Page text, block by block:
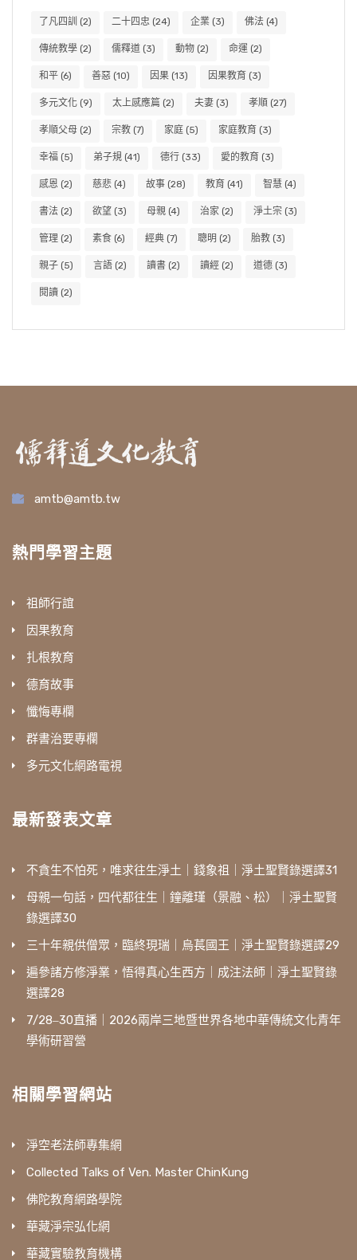
了凡四訓 (2) 二十四忠 (24) 企業 (3) 佛法 (4)
傳統教學 (2) 儒釋道 (3) 動物 (2) 命運 (2)
和平 (6) 善惡 (10) 因果 (13) 因果教育 (3)
多元文化 (9) 太上感應篇 (2) 夫妻 (3) 孝順 (27)
孝順父母 (2) 宗教 (7) 家庭 (5) 家庭教育 (3)
幸福 (5) 弟子規 (41) 德行 (33) 愛的教育 (3)
感恩 (2) 慈悲 (4) 故事 (28) 教育 (41) 智慧 (4)
書法 (2) 欲望 (3) 母親 (4) 治家 (2) 淨土宗 (3)
管理 (2) 素食 (6) 經典 (7) 聰明 (2) 胎教 (3)
親子 (5) 言語 (2) 讀書 (2) 讀經 (2) 道德 (3)
閱讀 (2)
amtb@amtb.tw
熱門學習主題
祖師行誼
因果教育
扎根教育
德育故事
懺悔專欄
群書治要專欄
多元文化網路電視
最新發表文章
不貪生不怕死，唯求往生淨土｜錢象祖｜淨土聖賢錄選譯31
母親一句話，四代都往生｜鐘離瑾（景融、松）｜淨土聖賢
錄選譯30
三十年親供僧眾，臨終現瑞｜烏萇國王｜淨土聖賢錄選譯29
遍參諸方修淨業，悟得真心生西方｜成注法師｜淨土聖賢錄
選譯28
7/28‒30直播｜2026兩岸三地暨世界各地中華傳統文化青年
學術研習營
相關學習網站
淨空老法師專集網
Collected Talks of Ven. Master ChinKung
佛陀教育網路學院
華藏淨宗弘化網
華藏實驗教育機構